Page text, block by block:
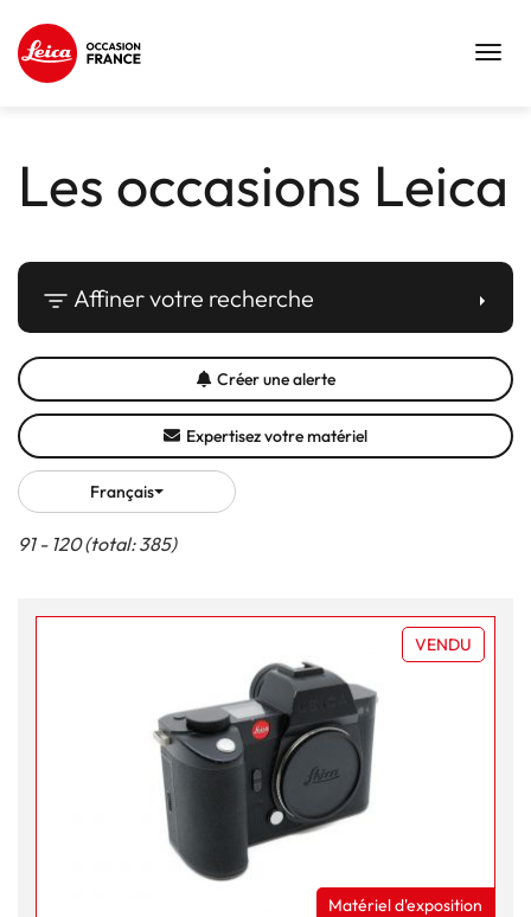
Les occasions Leica
Affiner votre recherche
Créer une alerte
Expertisez votre matériel
Français
Choisir
une
langue
91 - 120 (total: 385)
VENDU
Matériel d'exposition